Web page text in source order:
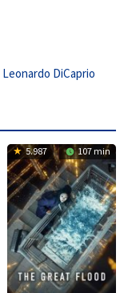
Leonardo DiCaprio
5.987 107 min